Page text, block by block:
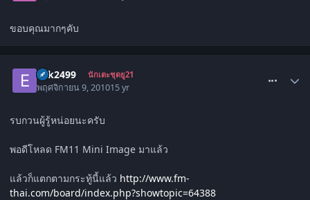
ขอบคุณมากๆคับ
eak2499 นักเตะชุดยู21
พฤศจิกายน 9, 201015 yr
รบกวนผู้รู้หน่อยนะครับ
พอดีโหลด FM11 Mini Image มาแล้ว
แล้วก็แตกตามกระทู้นี้แล้ว http://www.fm-
thai.com/board/index.php?showtopic=64388